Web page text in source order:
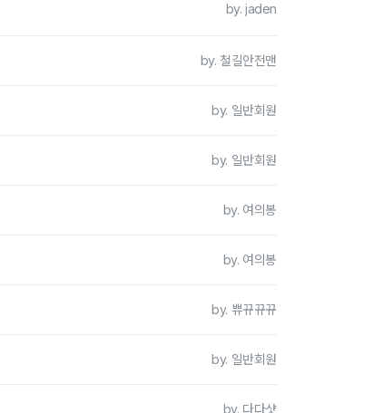
by. jaden
by. 철길안전맨
by. 일반회원
by. 일반회원
by. 여의봉
by. 여의봉
by. 쀼뀨뀨뀨
by. 일반회원
by. 다다샷